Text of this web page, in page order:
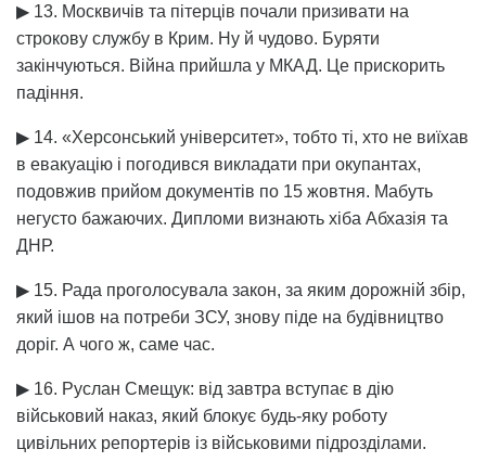
▶ 13. Москвичів та пітерців почали призивати на
строкову службу в Крим. Ну й чудово. Буряти
закінчуються. Війна прийшла у МКАД. Це прискорить
падіння.
▶ 14. «Херсонський університет», тобто ті, хто не виїхав
в евакуацію і погодився викладати при окупантах,
подовжив прийом документів по 15 жовтня. Мабуть
негусто бажаючих. Дипломи визнають хіба Абхазія та
ДНР.
▶ 15. Рада проголосувала закон, за яким дорожній збір,
який ішов на потреби ЗСУ, знову піде на будівництво
доріг. А чого ж, саме час.
▶ 16. Руслан Смещук: від завтра вступає в дію
військовий наказ, який блокує будь-яку роботу
цивільних репортерів із військовими підрозділами.